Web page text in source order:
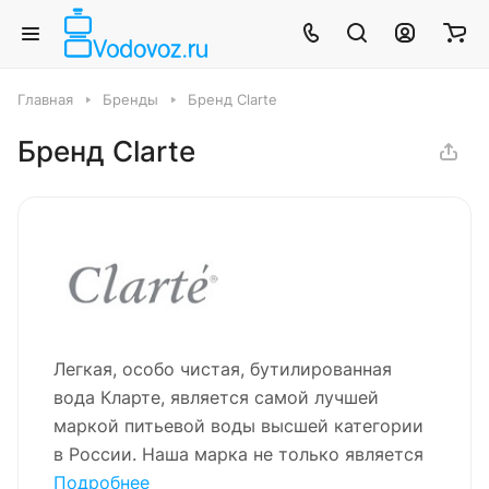
Главная Бренды Бренд Clarte
Бренд Clarte
Легкая, особо чистая, бутилированная
вода Кларте, является самой лучшей
маркой питьевой воды высшей категории
в России. Наша марка не только является
ответом на вопрос: какую воду лучше
Подробнее